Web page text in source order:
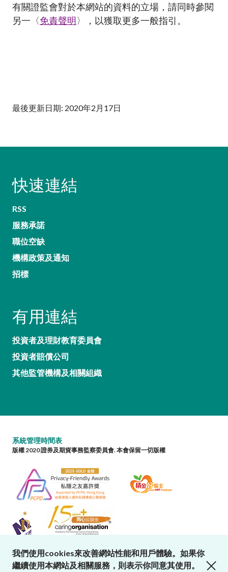
有關證監會對於本網站的資料的立場，請同時參閱
另一〈免責聲明〉，以獲取更多一般指引 。
最後更新日期: 2020年2月17日
快速連結
RSS
服務承諾
職位空缺
機構政策及通知
招標
有用連結
投資者及理財教育委員會
投資者賠償公司
其他監管機構及相關組織
系統管理時間表
版權 2020 證券及期貨事務監察委員會. 本會保留一切版權
我們使用cookies來改善網站性能和用戶體驗。如果你
繼續使用本網站及相關服務，則表示你同意其使用。
close cookies alert